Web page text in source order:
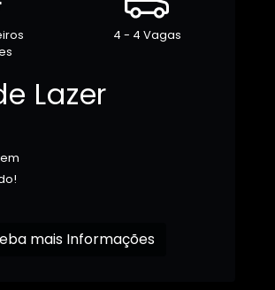
4 - 4 Vagas
Lazer
Receba mais Informações